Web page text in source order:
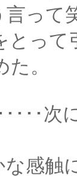
、
とっ
。
比古
心地